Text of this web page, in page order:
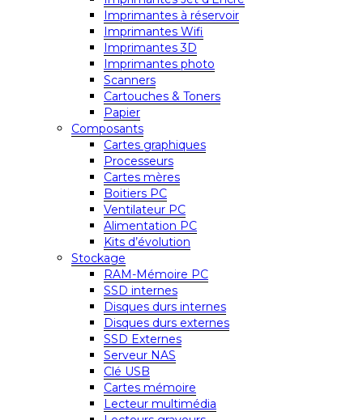
Imprimantes à réservoir
Imprimantes Wifi
Imprimantes 3D
Imprimantes photo
Scanners
Cartouches & Toners
Papier
Composants
Cartes graphiques
Processeurs
Cartes mères
Boitiers PC
Ventilateur PC
Alimentation PC
Kits d’évolution
Stockage
RAM-Mémoire PC
SSD internes
Disques durs internes
Disques durs externes
SSD Externes
Serveur NAS
Clé USB
Cartes mémoire
Lecteur multimédia